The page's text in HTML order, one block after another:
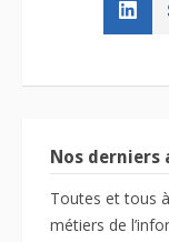
Nos derniers
Toutes et tous
métiers de